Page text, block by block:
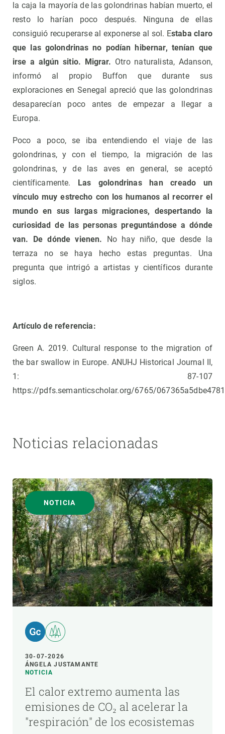
la caja la mayoría de las golondrinas habían muerto, el
resto lo harían poco después. Ninguna de ellas
consiguió recuperarse al exponerse al sol. Estaba claro
que las golondrinas no podían hibernar, tenían que
irse a algún sitio. Migrar. Otro naturalista, Adanson,
informó al propio Buffon que durante sus
exploraciones en Senegal apreció que las golondrinas
desaparecían poco antes de empezar a llegar a
Europa.
Poco a poco, se iba entendiendo el viaje de las
golondrinas, y con el tiempo, la migración de las
golondrinas, y de las aves en general, se aceptó
científicamente. Las golondrinas han creado un
vínculo muy estrecho con los humanos al recorrer el
mundo en sus largas migraciones, despertando la
curiosidad de las personas preguntándose a dónde
van. De dónde vienen. No hay niño, que desde la
terraza no se haya hecho estas preguntas. Una
pregunta que intrigó a artistas y científicos durante
siglos.
Artículo de referencia:
Green A. 2019. Cultural response to the migration of
the bar swallow in Europe. ANUHJ Historical Journal II,
1: 87-107
https://pdfs.semanticscholar.org/6765/
Noticias relacionadas
NOTICIA
30-07-2026
ÁNGELA JUSTAMANTE
NOTICIA
El calor extremo aumenta las
emisiones de CO₂ al acelerar la
"respiración" de los ecosistemas